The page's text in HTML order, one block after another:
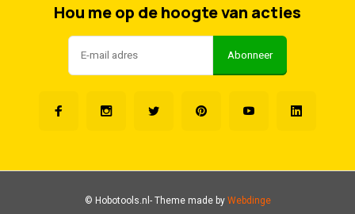
Hou me op de hoogte van acties
Abonneer
© Hobotools.nl- Theme made byWebdinge